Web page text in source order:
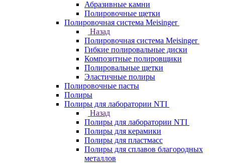
Абразивные камни
Полировочные щетки
Полировочная система Meisinger
Назад
Полировочная система Meisinger
Гибкие полировальные диски
Композитные полировщики
Полировальные щетки
Эластичные полиры
Полировочные пасты
Полиры
Полиры для лаборатории NTI
Назад
Полиры для лаборатории NTI
Полиры для керамики
Полиры для пластмасс
Полиры для сплавов благородных
металлов